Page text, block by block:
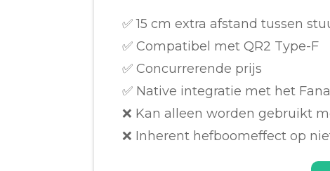
✅ 15 cm extra afstand tussen
✅ Compatibel met QR2 Type-F
✅ Concurrerende prijs
✅ Native integratie met het
❌ Kan alleen worden gebruikt
❌ Inherent hefboomeffect op